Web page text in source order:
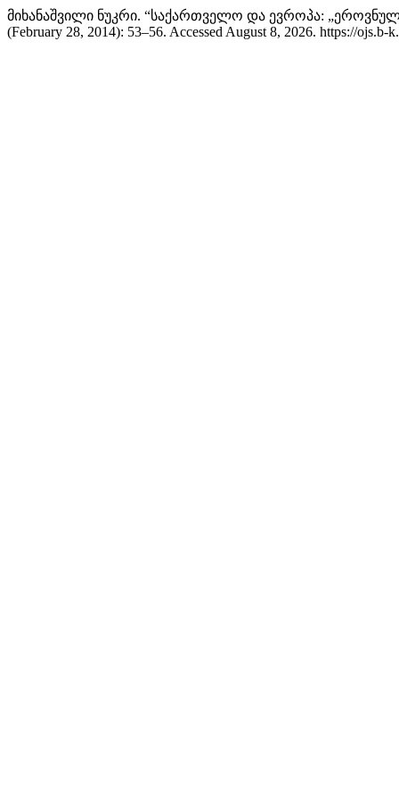
მიხანაშვილი ნუკრი. “საქართველო და ევროპა:
(February 28, 2014): 53–56. Accessed August 8, 2026. https://ojs.b-